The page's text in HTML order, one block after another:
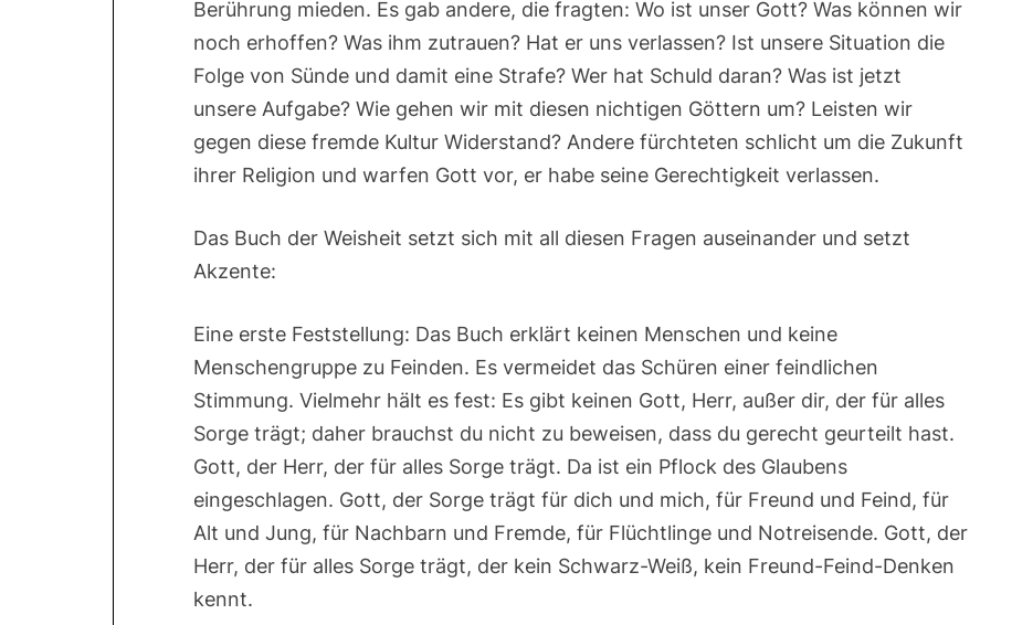
Berührung mieden. Es gab andere, die fragten: Wo ist unser Gott? Was können wir
noch erhoffen? Was ihm zutrauen? Hat er uns verlassen? Ist unsere Situation die
Folge von Sünde und damit eine Strafe? Wer hat Schuld daran? Was ist jetzt
unsere Aufgabe? Wie gehen wir mit diesen nichtigen Göttern um? Leisten wir
gegen diese fremde Kultur Widerstand? Andere fürchteten schlicht um die Zukunft
ihrer Religion und warfen Gott vor, er habe seine Gerechtigkeit verlassen.
Das Buch der Weisheit setzt sich mit all diesen Fragen auseinander und setzt
Akzente:
Eine erste Feststellung: Das Buch erklärt keinen Menschen und keine
Menschengruppe zu Feinden. Es vermeidet das Schüren einer feindlichen
Stimmung. Vielmehr hält es fest: Es gibt keinen Gott, Herr, außer dir, der für alles
Sorge trägt; daher brauchst du nicht zu beweisen, dass du gerecht geurteilt hast.
Gott, der Herr, der für alles Sorge trägt. Da ist ein Pflock des Glaubens
eingeschlagen. Gott, der Sorge trägt für dich und mich, für Freund und Feind, für
Alt und Jung, für Nachbarn und Fremde, für Flüchtlinge und Notreisende. Gott, der
Herr, der für alles Sorge trägt, der kein Schwarz-Weiß, kein Freund-Feind-Denken
kennt.